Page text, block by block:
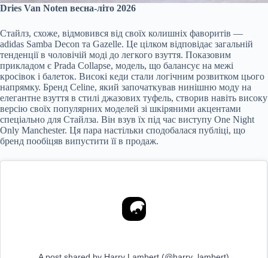
Dries Van Noten весна-літо 2026
Стайлз, схоже, відмовився від своїх колишніх фаворитів —
adidas Samba Decon та Gazelle. Це цілком відповідає загальній
тенденції в чоловічій моді до легкого взуття. Показовим
прикладом є Prada Collapse, модель, що балансує на межі
кросівок і балеток. Високі кеди стали логічним розвитком цього
напрямку. Бренд Celine, який започаткував нинішню моду на
елегантне взуття в стилі джазових туфель, створив навіть високу
версію своїх популярних моделей зі шкіряними акцентами
спеціально для Стайлза. Він взув їх під час виступу One Night
Only Manchester. Ця пара настільки сподобалася публіці, що
бренд пообіцяв випустити її в продаж.